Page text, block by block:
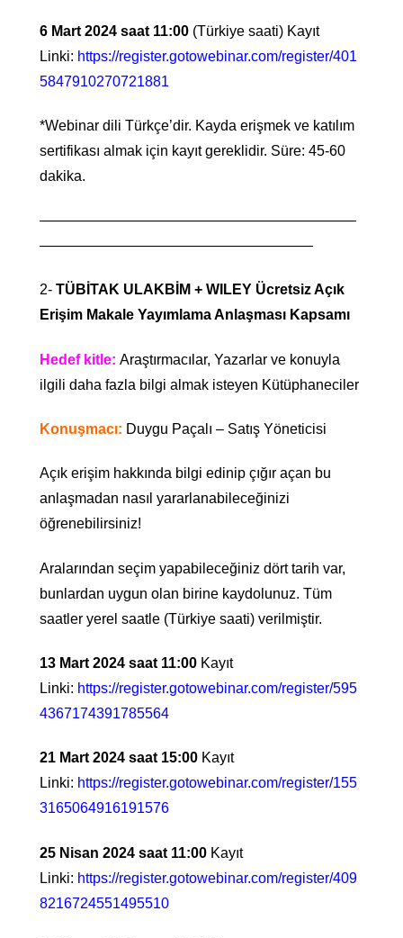
6 Mart 2024 saat 11:00 (Türkiye saati) Kayıt
Linki: https://register.gotowebinar.com/register/401
5847910270721881
*Webinar dili Türkçe’dir. Kayda erişmek ve katılım
sertifikası almak için kayıt gereklidir. Süre: 45-60
dakika.
——————————————————————
———————————————————
2- TÜBİTAK ULAKBİM + WILEY Ücretsiz Açık
Erişim Makale Yayımlama Anlaşması Kapsamı
Hedef kitle: Araştırmacılar, Yazarlar ve konuyla
ilgili daha fazla bilgi almak isteyen Kütüphaneciler
Konuşmacı: Duygu Paçalı – Satış Yöneticisi
Açık erişim hakkında bilgi edinip çığır açan bu
anlaşmadan nasıl yararlanabileceğinizi
öğrenebilirsiniz!
Aralarından seçim yapabileceğiniz dört tarih var,
bunlardan uygun olan birine kaydolunuz. Tüm
saatler yerel saatle (Türkiye saati) verilmiştir.
13 Mart 2024 saat 11:00 Kayıt
Linki: https://register.gotowebinar.com/register/595
4367174391785564
21 Mart 2024 saat 15:00 Kayıt
Linki: https://register.gotowebinar.com/register/155
3165064916191576
25 Nisan 2024 saat 11:00 Kayıt
Linki: https://register.gotowebinar.com/register/409
8216724551495510